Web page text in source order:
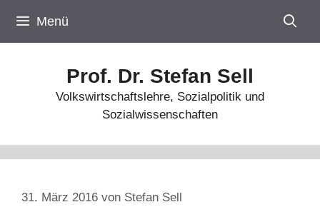
Inhalt
springen
Menü
Prof. Dr. Stefan Sell
Volkswirtschaftslehre, Sozialpolitik und
Sozialwissenschaften
31. März 2016 von Stefan Sell